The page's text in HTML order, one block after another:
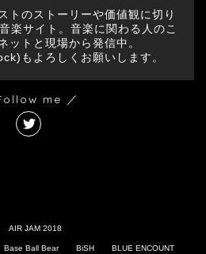
トのストーリーや価値観に切り
楽サイト。音楽に関わる人のこ
ットと現場から発信中。
もよろしくお願いします。
me ／
AIR JAM 2018
Base Ball Bear BiSH BLUE ENCOUNT